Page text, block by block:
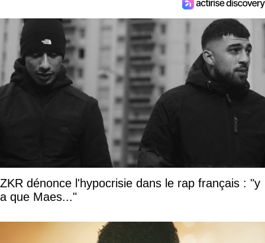
ZKR dénonce l'hypocrisie dans le rap français : "y
a que Maes..."